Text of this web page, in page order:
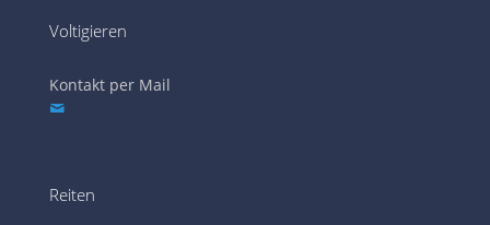
Voltigieren
Kontakt per Mail
Reiten